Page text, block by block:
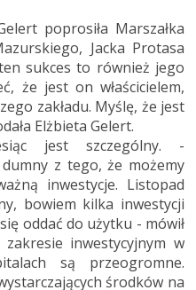
poprosiła Marszałka
Jacka Protasa
sukces to również jego
że jest on właścicielem,
zakładu. Myślę, że jest
Elżbieta Gelert.
jest szczególny. -
z tego, że możemy
inwestycje. Listopad
bowiem kilka inwestycji
oddać do użytku - mówił
inwestycyjnym w
są przeogromne.
środków na